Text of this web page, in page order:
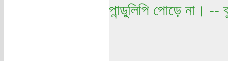
পান্ডুলিপি পোড়ে না। --